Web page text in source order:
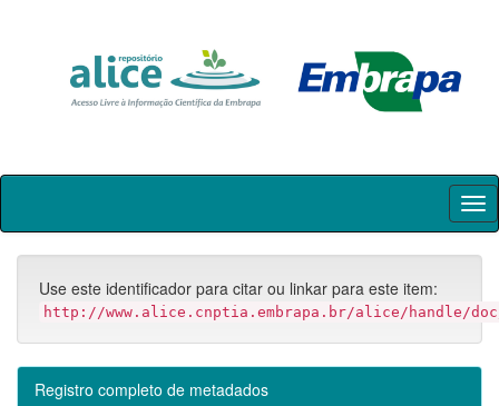
Skip
Use este identificador para citar ou linkar para este item:
http://www.alice.cnptia.embrapa.br/alice/handle/
Registro completo de metadados